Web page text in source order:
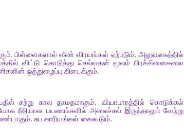
.பிள்ளைகளால் வீண் விரயங்கள் ஏற்படும். அலுவலகத்தில்
விட்டு கொடுத்து செல்வதன் மூலம்
பிரச்சினைகளை
ஒத்துழைப்பு கிடைக்கும்.
சற்று கால தாமதமாகும். வியாபாரத்தில்
கொடுக்கல்
ரீதியான பயணங்களில் அலைச்சல் இருந்தாலும் வேற்று
. சுப காரியங்கள் கைகூடும்.